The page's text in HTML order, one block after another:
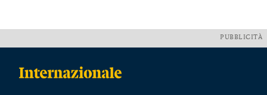
PUBBLICITÀ